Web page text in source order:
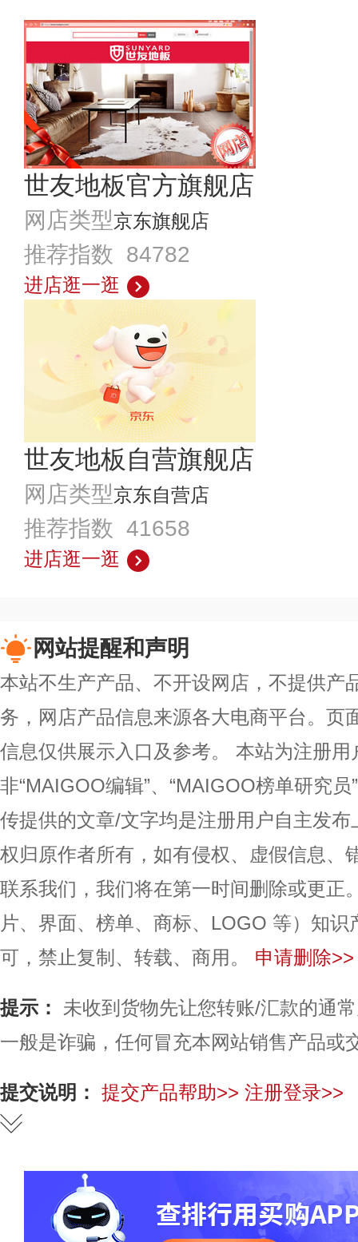
世友地板官方旗舰店
网店类型京东旗舰店
推荐指数 84782
进店逛一逛
世友地板自营旗舰店
网店类型京东自营店
推荐指数 41658
进店逛一逛
网站提醒和声明
本站不生产产品、不开设网店，不提供产
务，网店产品信息来源各大电商平台。页
信息仅供展示入口及参考。
本站为注册用
非“MAIGOO编辑”、“MAIGOO榜单研究
传提供的文章/文字均是注册用户自主发
权归原作者所有，如有侵权、虚假信息、
联系我们，我们将在第一时间删除或更正
片、界面、榜单、商标、LOGO 等）知
可，禁止复制、转载、商用。
申请删除>>
提示： 未收到货物先让您转账/汇款的通
一般是诈骗，任何冒充本网站销售产品或
提交说明： 提交产品帮助>> 注册登录>>